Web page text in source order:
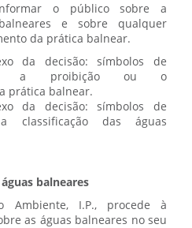
o público sobre a
e sobre qualquer
da prática balnear.
da decisão: símbolos de
a proibição ou o
prática balnear.
da decisão: símbolos de
classificação das águas
balneares
Ambiente, I.P., procede à
as águas balneares no seu